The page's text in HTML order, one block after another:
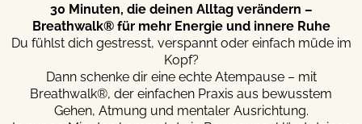
30 Minuten, die deinen Alltag verändern –
Breathwalk® für mehr Energie und innere Ruhe
Du fühlst dich gestresst, verspannt oder einfach müde im
Kopf?
Dann schenke dir eine echte Atempause – mit
Breathwalk®, der einfachen Praxis aus bewusstem
Gehen, Atmung und mentaler Ausrichtung.